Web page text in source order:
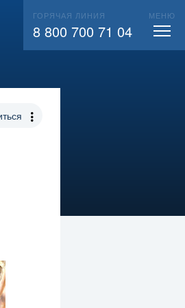
СЛЕСАРЯ
ГОРЯЧАЯ ЛИНИЯ
8 800 700 71 04
МЕНЮ